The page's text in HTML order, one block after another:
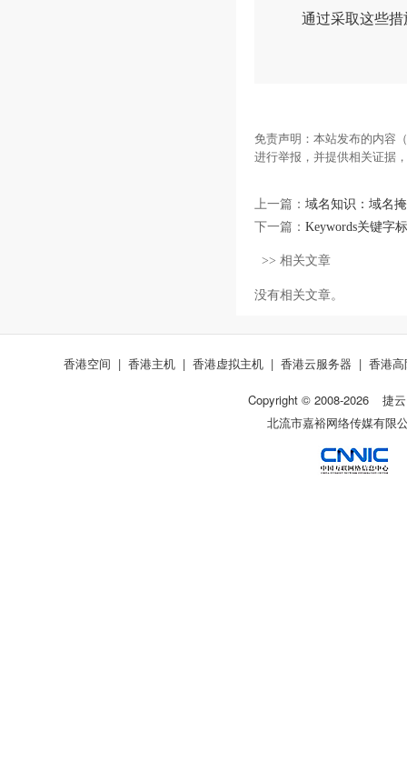
通过采取这些措
免责声明：本站发布的内容
进行举报，并提供相关证据
上一篇： 域名知识：域名
下一篇： Keywords关键字
>> 相关文章
没有相关文章。
香港空间 | 香港主机 | 香港虚拟主机 | 香港云服务器 | 香港
Copyright © 2008-2026
捷云
北流市嘉裕网络传媒有限